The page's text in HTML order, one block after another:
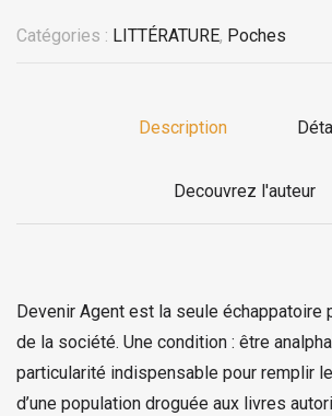
Catégories : LITTÉRATURE, Poches
Description
Decouvrez l'auteur
Devenir Agent est la seule échappatoire
de la société. Une condition : être
particularité indispensable pour remplir
d’une population droguée aux livres